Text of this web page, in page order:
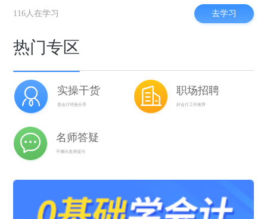
116人在学习 去学习
热门专区
实操干货
老会计经验分享
职场招聘
好会计工作推荐
名师答疑
不懂向老师提问